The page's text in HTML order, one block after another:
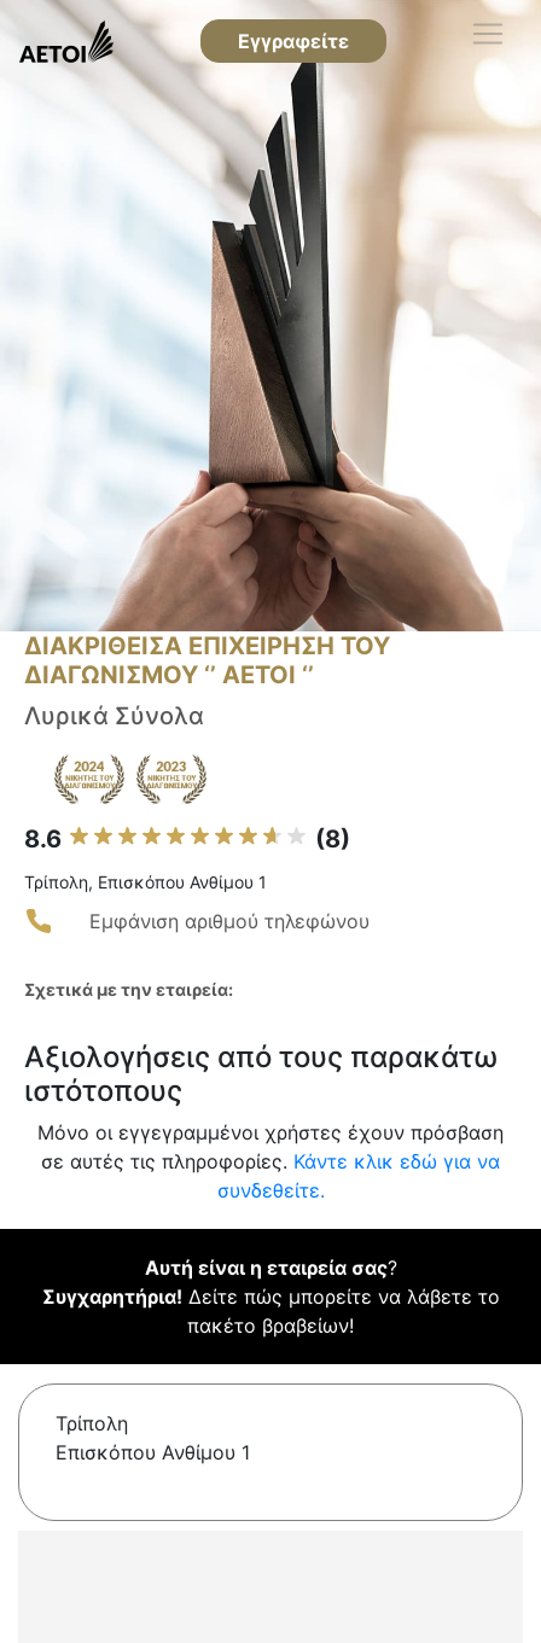
Εγγραφείτε
ΔΙΑΚΡΙΘΕΙΣΑ ΕΠΙΧΕΙΡΗΣΗ ΤΟΥ
ΔΙΑΓΩΝΙΣΜΟΥ ‘’ ΑΕΤΟΙ ‘’
Λυρικά Σύνολα
8.6 (8)
Τρίπολη, Επισκόπου Ανθίμου 1
Εμφάνιση αριθμού τηλεφώνου
Σχετικά με την εταιρεία:
Αξιολογήσεις από τους παρακάτω
ιστότοπους
Μόνο οι εγγεγραμμένοι χρήστες έχουν πρόσβαση
σε αυτές τις πληροφορίες. Κάντε κλικ εδώ για να
συνδεθείτε.
Αυτή είναι η εταιρεία σας?
Συγχαρητήρια! Δείτε πώς μπορείτε να λάβετε το
πακέτο βραβείων!
Τρίπολη
Επισκόπου Ανθίμου 1